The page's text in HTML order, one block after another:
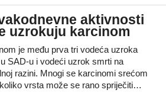
aktivnosti
uzrokuju karcinom
je među prva tri vodeća uzroka
SAD-u i vodeći uzrok smrti na
razini. Mnogi se karcinomi srećom
vrsta može se rano spriječiti…